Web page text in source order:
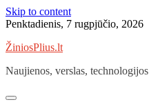
Skip to content
Penktadienis, 7 rugpjūčio, 2026
ŽiniosPlius.lt
Naujienos, verslas, technologijos